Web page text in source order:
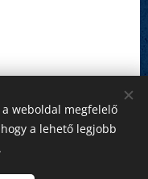
weboldal megfelelő
a lehető legjobb